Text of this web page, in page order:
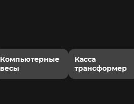
Компьютерные
весы
Касса
трансформер